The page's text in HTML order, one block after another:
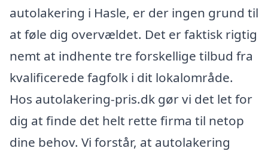
autolakering i Hasle, er der ingen grund til
at føle dig overvældet. Det er faktisk rigtig
nemt at indhente tre forskellige tilbud fra
kvalificerede fagfolk i dit lokalområde.
Hos autolakering-pris.dk gør vi det let for
dig at finde det helt rette firma til netop
dine behov. Vi forstår, at autolakering